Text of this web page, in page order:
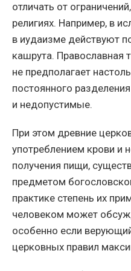
отличать от
религиях. Например, в
в иудаизме действуют
кашрута. Православная
не предполагает
постоянного
и недопустимые.
При этом древние
употреблением крови и
получения пищи,
предметом
практике степень их
человеком может
особенно если
церковных правил